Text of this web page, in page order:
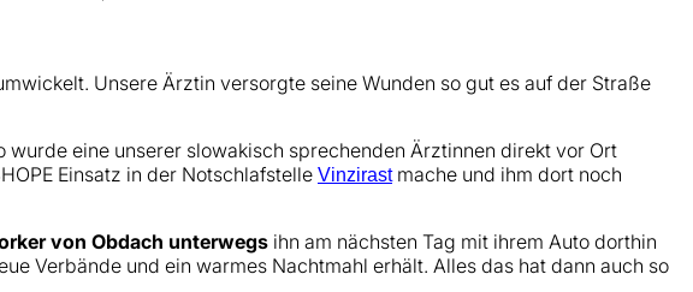
Unsere Ärztin versorgte seine Wunden so gut es auf der Straße
wurde eine unserer slowakisch sprechenden Ärztinnen direkt vor Ort
Einsatz in der Notschlafstelle Vinzirastmache und ihm dort noch
von Obdach unterwegs ihn am nächsten Tag mit ihrem Auto dorthin
Verbände und ein warmes Nachtmahl erhält. Alles das hat dann auch so